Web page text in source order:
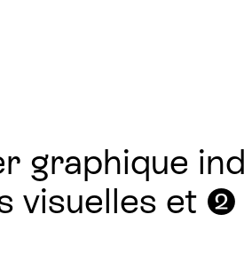
graphique
visuelles et